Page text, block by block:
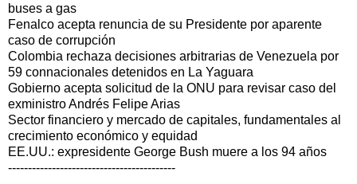
buses a gas
Fenalco acepta renuncia de su Presidente por aparente
caso de corrupción
Colombia rechaza decisiones arbitrarias de Venezuela por
59 connacionales detenidos en La Yaguara
Gobierno acepta solicitud de la ONU para revisar caso del
exministro Andrés Felipe Arias
Sector financiero y mercado de capitales, fundamentales al
crecimiento económico y equidad
EE.UU.: expresidente George Bush muere a los 94 años
------------------------------------------